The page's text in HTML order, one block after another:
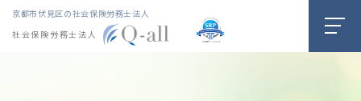
京都市伏見区の社会保険労務士法人
社会保険労務士法人